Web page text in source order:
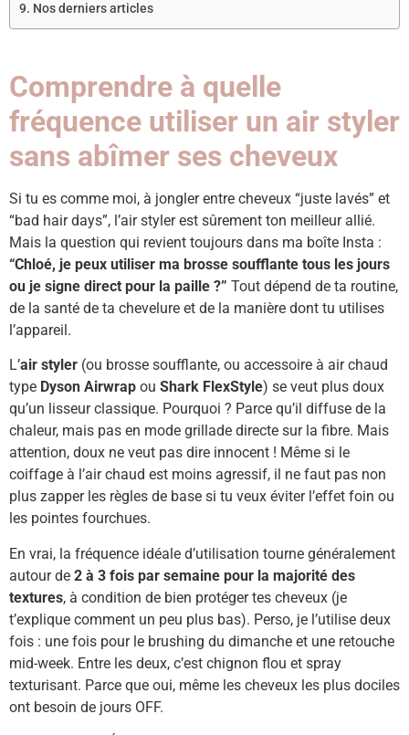
Nos derniers articles
Comprendre à quelle
fréquence utiliser un air styler
sans abîmer ses cheveux
Si tu es comme moi, à jongler entre cheveux “juste lavés” et
“bad hair days”, l’air styler est sûrement ton meilleur allié.
Mais la question qui revient toujours dans ma boîte Insta :
“Chloé, je peux utiliser ma brosse soufflante tous les jours
ou je signe direct pour la paille ?” Tout dépend de ta routine,
de la santé de ta chevelure et de la manière dont tu utilises
l’appareil.
L’air styler (ou brosse soufflante, ou accessoire à air chaud
type Dyson Airwrap ou Shark FlexStyle) se veut plus doux
qu’un lisseur classique. Pourquoi ? Parce qu’il diffuse de la
chaleur, mais pas en mode grillade directe sur la fibre. Mais
attention, doux ne veut pas dire innocent ! Même si le
coiffage à l’air chaud est moins agressif, il ne faut pas non
plus zapper les règles de base si tu veux éviter l’effet foin ou
les pointes fourchues.
En vrai, la fréquence idéale d’utilisation tourne généralement
autour de 2 à 3 fois par semaine pour la majorité des
textures, à condition de bien protéger tes cheveux (je
t’explique comment un peu plus bas). Perso, je l’utilise deux
fois : une fois pour le brushing du dimanche et une retouche
mid-week. Entre les deux, c’est chignon flou et spray
texturisant. Parce que oui, même les cheveux les plus dociles
ont besoin de jours OFF.